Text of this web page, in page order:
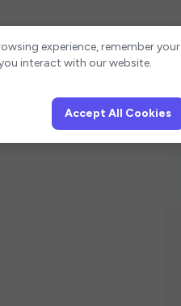
experience, remember your
interact with our website.
Accept All Cookies